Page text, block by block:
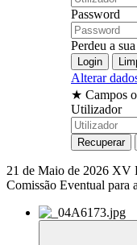
Password
Perdeu a
Alterar
★ Campos
Utilizador
21 de Maio de 2026 XV
Comissão Eventual para